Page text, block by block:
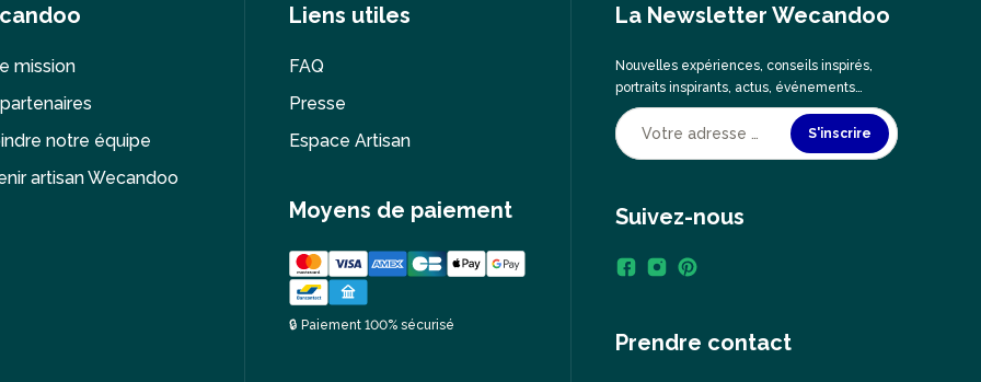
mission
notre équipe
artisan Wecandoo
Liens utiles
FAQ
Presse
Espace Artisan
Moyens de paiement
🔒 Paiement 100% sécurisé
La Newsletter Wecandoo
Nouvelles expériences, conseils inspirés,
portraits inspirants, actus, événements…
S'inscrire
Suivez-nous
Prendre contact